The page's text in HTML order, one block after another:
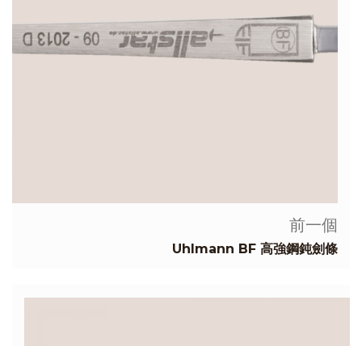
前一個
Uhlmann BF 高強鋼鈍劍條